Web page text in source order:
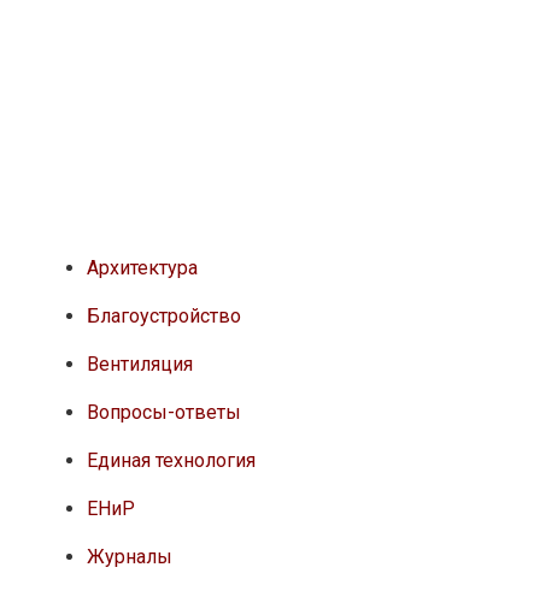
Архитектура
Благоустройство
Вентиляция
Вопросы-ответы
Единая технология
ЕНиР
Журналы